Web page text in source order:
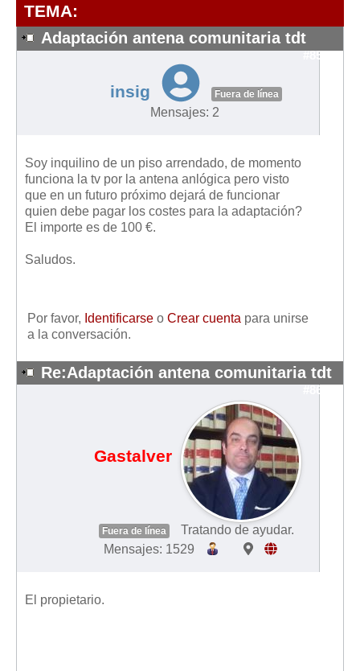
Requerimientos y comunicaciones
Formularios sobre Propiedad Horizontal
Modelos de Convocatoria de Junta de Propietarios
Modelos de Acta de Junta de Propietarios
Legislación sobre Arrendamientos Urbanos
Legislación sobre la Comunidad de Propietarios
Legislación sobre Adquisición de Vivienda en Propiedad
Legislación de interés práctico
Usuario
Mis boletines
TEMA:
Adaptación antena comunitaria tdt
#8573
insig Fuera de línea
Mensajes: 2
Soy inquilino de un piso arrendado, de momento
funciona la tv por la antena anlógica pero visto
que en un futuro próximo dejará de funcionar
quien debe pagar los costes para la adaptación?
El importe es de 100 €.
Saludos.
Por favor, Identificarse o Crear cuenta para unirse
a la conversación.
Re:Adaptación antena comunitaria tdt
#8615
Gastalver
Fuera de línea
Tratando de ayudar.
Mensajes: 1529
El propietario.